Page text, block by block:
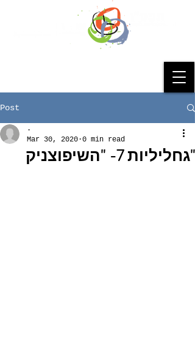
Post
"גחליליות 7- "השיפוצניק
.
Mar 30, 2020 0 min read